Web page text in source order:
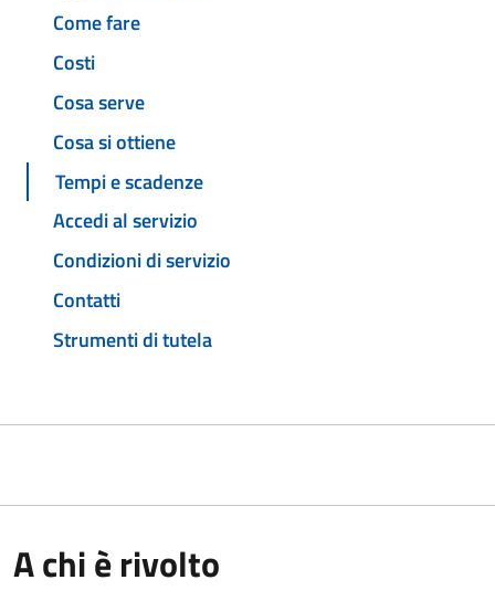
Come fare
Costi
Cosa serve
Cosa si ottiene
Tempi e scadenze
Accedi al servizio
Condizioni di servizio
Contatti
Strumenti di tutela
A chi è rivolto